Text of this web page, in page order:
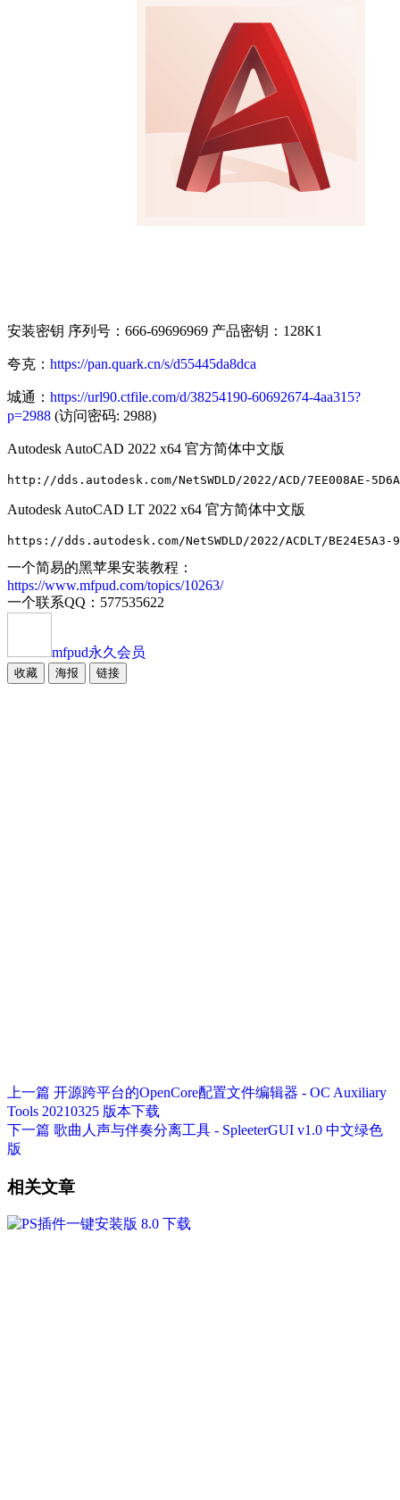
安装密钥 序列号：666-69696969 产品密钥：128K1
夸克： https://pan.quark.cn/s/d55445da8dca
城通： https://url90.ctfile.com/d/38254190-60692674-4aa315?
p=2988 (访问密码: 2988)
Autodesk AutoCAD 2022 x64 官方简体中文版
Autodesk AutoCAD LT 2022 x64 官方简体中文版
https://dds.autodesk.com/NetSWDLD/2022/ACDLT/
一个简易的黑苹果安装教程：
https://www.mfpud.com/topics/10263/
一个联系QQ：577535622
mfpud永久会员
收藏 海报 链接
上一篇 开源跨平台的OpenCore配置文件编辑器 - OC Auxiliary
Tools 20210325 版本下载
下一篇 歌曲人声与伴奏分离工具 - SpleeterGUI v1.0 中文绿色
版
相关文章